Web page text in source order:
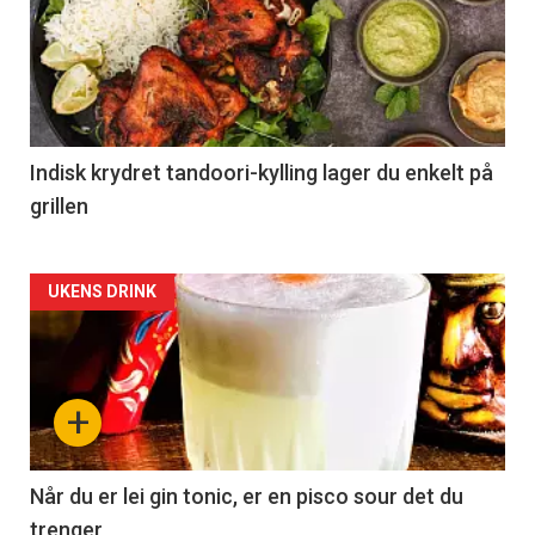
Indisk krydret tandoori-kylling lager du enkelt på
grillen
Forsiden
akkurat
nå
-
2
+
UKENS DRINK
Når du er lei gin tonic, er en pisco sour det du
trenger